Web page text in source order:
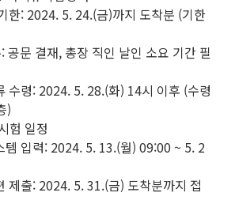
한: 2024. 5. 24.(금)까지 도착분 (기한
문 결재, 총장 직인 날인 소요 기간 필
수령: 2024. 5. 28.(화) 14시 이후 (수령
)
험 일정
입력: 2024. 5. 13.(월) 09:00 ~ 5. 2
제출: 2024. 5. 31.(금) 도착분까지 접